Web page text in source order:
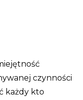
czynności
każdy kto